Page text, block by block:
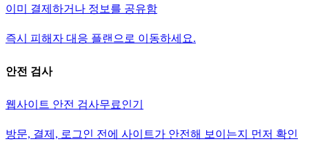
이미 결제하거나 정보를 공유함
즉시 피해자 대응 플랜으로 이동하세요.
안전 검사
웹사이트 안전 검사무료인기
방문, 결제, 로그인 전에 사이트가 안전해 보이는지 먼저 확인